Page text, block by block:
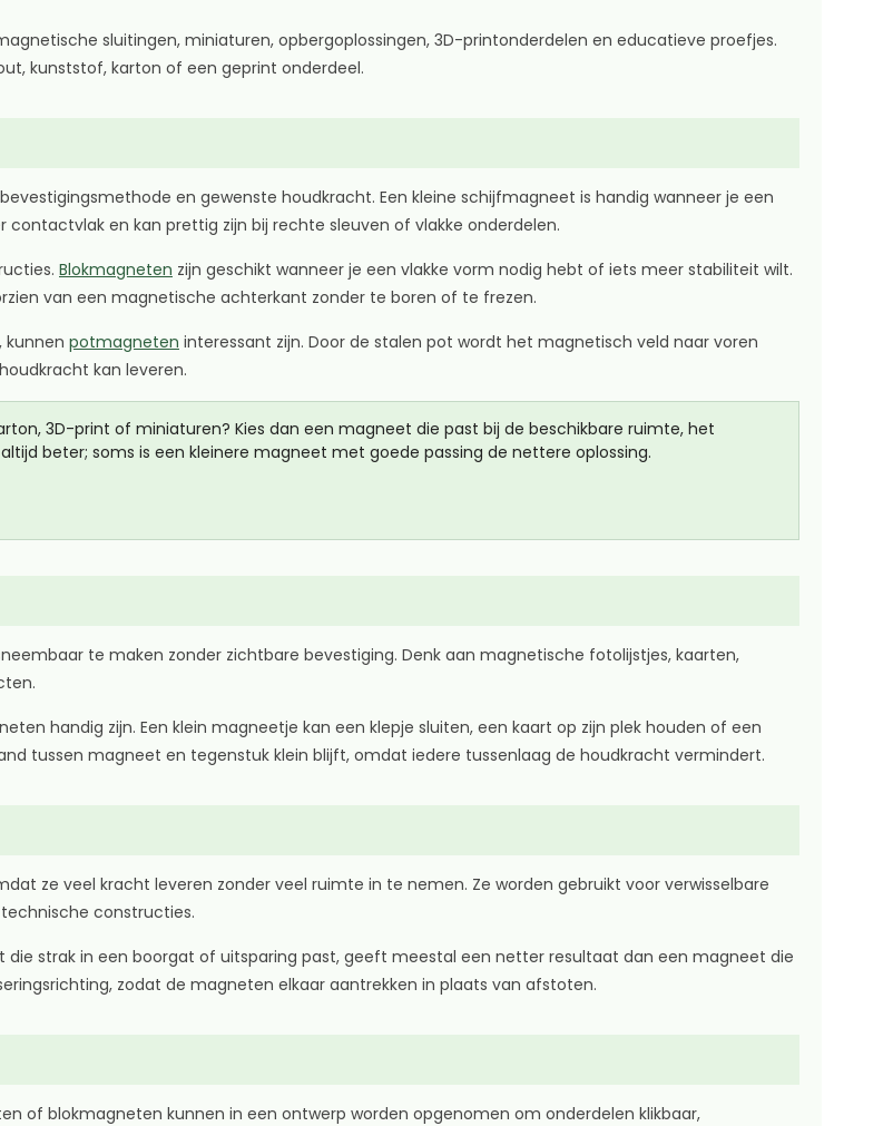
sluitingen, miniaturen, opbergoplossingen, 3D-printonderdelen en educatieve proefjes.
kunststof, karton of een geprint onderdeel.
en gewenste houdkracht. Een kleine schijfmagneet is handig wanneer je een
en kan prettig zijn bij rechte sleuven of vlakke onderdelen.
Blokmagneten zijn geschikt wanneer je een vlakke vorm nodig hebt of iets meer stabiliteit wilt.
van een magnetische achterkant zonder te boren of te frezen.
kunnen potmagneten interessant zijn. Door de stalen pot wordt het magnetisch veld naar voren
kan leveren.
3D-print of miniaturen? Kies dan een magneet die past bij de beschikbare ruimte, het
beter; soms is een kleinere magneet met goede passing de nettere oplossing.
te maken zonder zichtbare bevestiging. Denk aan magnetische fotolijstjes, kaarten,
handig zijn. Een klein magneetje kan een klepje sluiten, een kaart op zijn plek houden of een
tussen magneet en tegenstuk klein blijft, omdat iedere tussenlaag de houdkracht vermindert.
ze veel kracht leveren zonder veel ruimte in te nemen. Ze worden gebruikt voor verwisselbare
constructies.
die strak in een boorgat of uitsparing past, geeft meestal een netter resultaat dan een magneet die
zodat de magneten elkaar aantrekken in plaats van afstoten.
of blokmagneten kunnen in een ontwerp worden opgenomen om onderdelen klikbaar,